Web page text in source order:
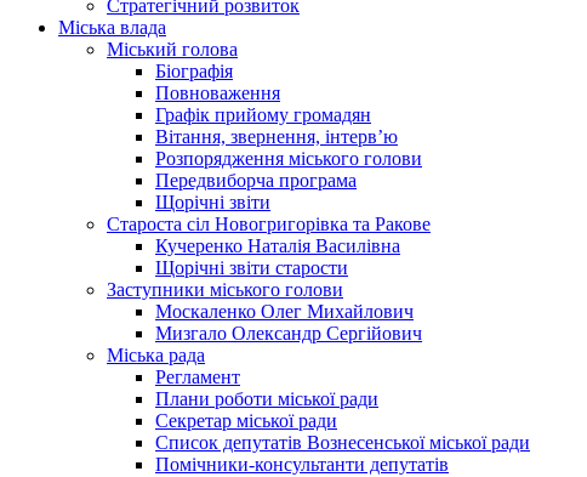
Стратегічний розвиток
Міська влада
Міський голова
Біографія
Повноваження
Графік прийому громадян
Вітання, звернення, інтерв’ю
Розпорядження міського голови
Передвиборча програма
Щорічні звіти
Староста сіл Новогригорівка та Ракове
Кучеренко Наталія Василівна
Щорічні звіти старости
Заступники міського голови
Москаленко Олег Михайлович
Мизгало Олександр Сергійович
Міська рада
Регламент
Плани роботи міської ради
Секретар міської ради
Список депутатів Вознесенської міської ради
Помічники-консультанти депутатів